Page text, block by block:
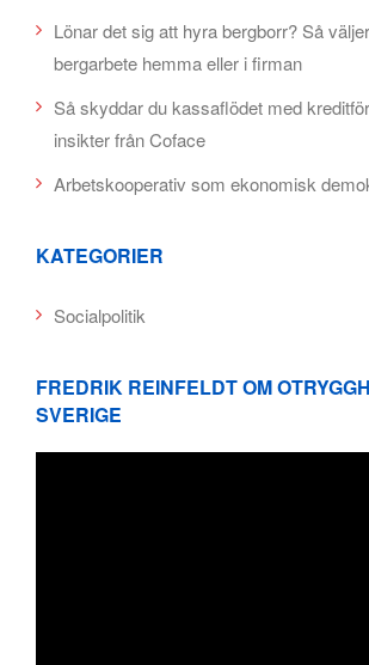
Lönar det sig att hyra bergborr? Så
bergarbete hemma eller i firman
Så skyddar du kassaflödet med
insikter från Coface
Arbetskooperativ som ekonomisk
KATEGORIER
Socialpolitik
FREDRIK REINFELDT OM
SVERIGE